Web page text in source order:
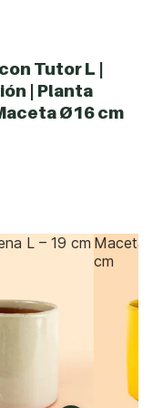
Tutor L |
| Planta
Ø16 cm
L – 19 cm Maceta
cm